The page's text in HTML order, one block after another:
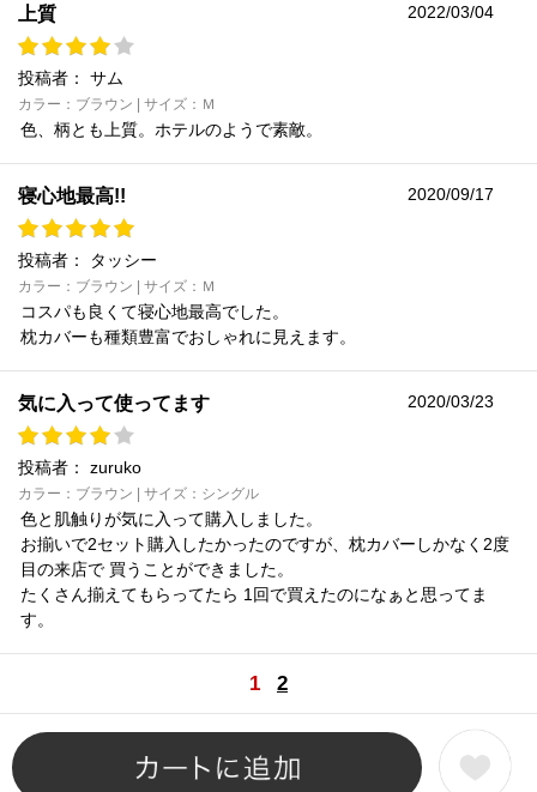
上質 2022/03/04
投稿者： サム
カラー：ブラウン | サイズ：Ｍ
色、柄とも上質。ホテルのようで素敵。
寝心地最高!! 2020/09/17
投稿者： タッシー
カラー：ブラウン | サイズ：Ｍ
コスパも良くて寝心地最高でした。
枕カバーも種類豊富でおしゃれに見えます。
気に入って使ってます 2020/03/23
投稿者： zuruko
カラー：ブラウン | サイズ：シングル
色と肌触りが気に入って購入しました。
お揃いで2セット購入したかったのですが、枕カバーしかなく2度
目の来店で 買うことができました。
たくさん揃えてもらってたら 1回で買えたのになぁと思ってま
す。
1 2